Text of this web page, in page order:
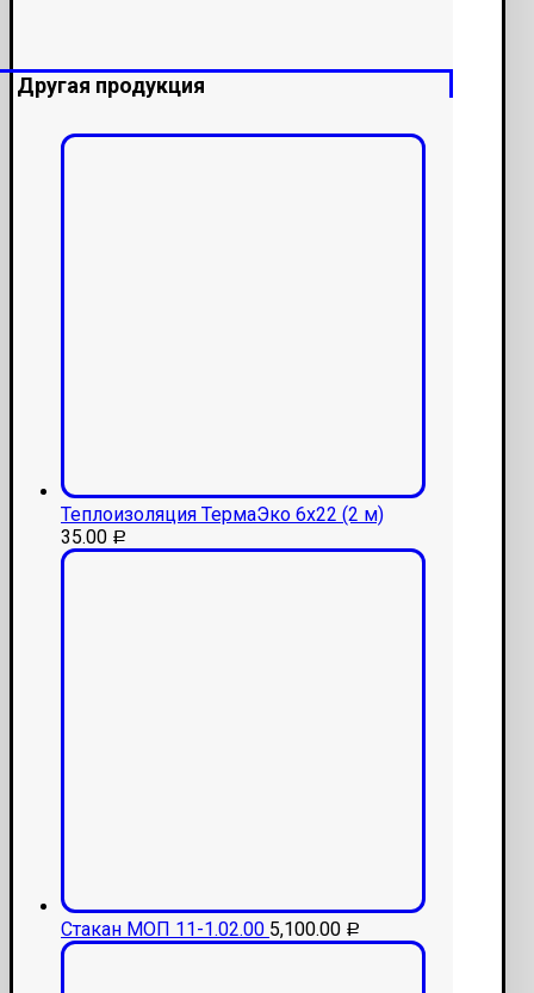
Другая продукция
Теплоизоляция ТермаЭко 6х22 (2 м)
35.00 Р
Стакан МОП 11-1.02.00 5,100.00 Р